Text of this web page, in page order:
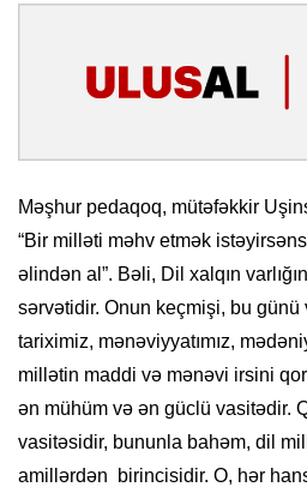
Məşhur pedaqoq, mütəfəkkir
“Bir milləti məhv etmək
əlindən al”. Bəli, Dil xalqın
sərvətidir. Onun keçmişi, bu
tariximiz, mənəviyyatımız,
millətin maddi və mənəvi irsini
ən mühüm və ən güclü vasitədir.
vasitəsidir, bununla bahəm, dil
amillərdən birincisidir. O, hər